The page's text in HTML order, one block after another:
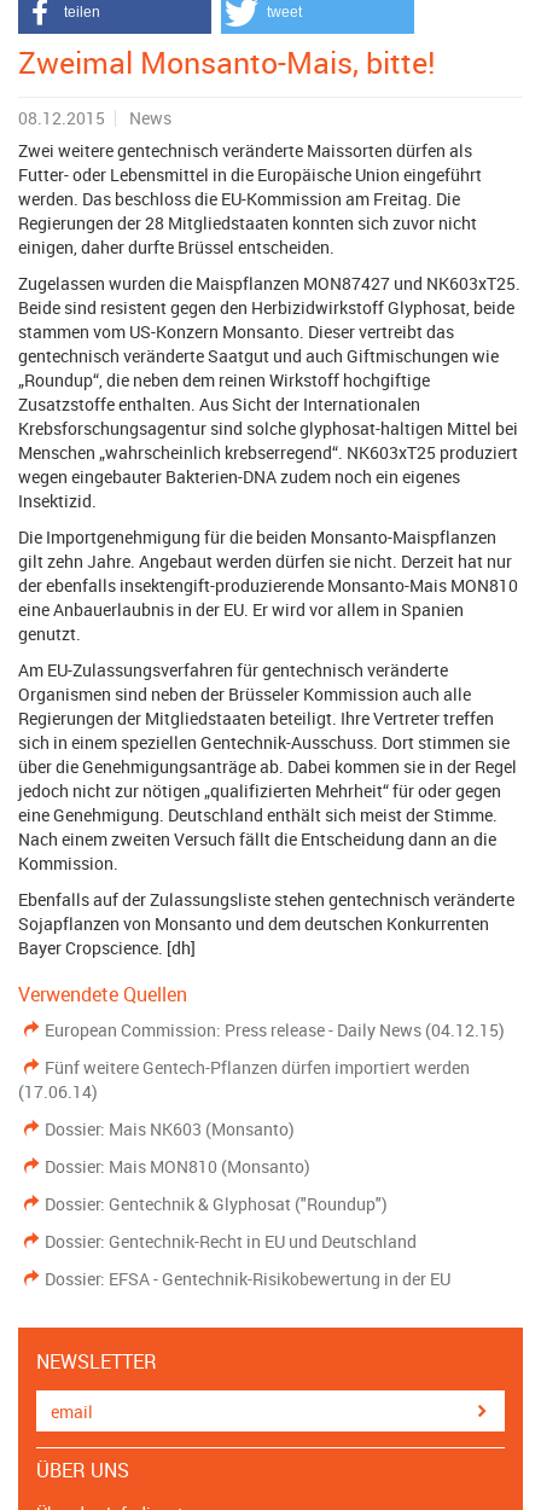
teilen tweet
Zweimal Monsanto-Mais, bitte!
08.12.2015
News
Zwei weitere gentechnisch veränderte Maissorten dürfen als
Futter- oder Lebensmittel in die Europäische Union eingeführt
werden. Das beschloss die EU-Kommission am Freitag. Die
Regierungen der 28 Mitgliedstaaten konnten sich zuvor nicht
einigen, daher durfte Brüssel entscheiden.
Zugelassen wurden die Maispflanzen MON87427 und NK603xT25.
Beide sind resistent gegen den Herbizidwirkstoff Glyphosat, beide
stammen vom US-Konzern Monsanto. Dieser vertreibt das
gentechnisch veränderte Saatgut und auch Giftmischungen wie
„Roundup“, die neben dem reinen Wirkstoff hochgiftige
Zusatzstoffe enthalten. Aus Sicht der Internationalen
Krebsforschungsagentur sind solche glyphosat-haltigen Mittel bei
Menschen „wahrscheinlich krebserregend“. NK603xT25 produziert
wegen eingebauter Bakterien-DNA zudem noch ein eigenes
Insektizid.
Die Importgenehmigung für die beiden Monsanto-Maispflanzen
gilt zehn Jahre. Angebaut werden dürfen sie nicht. Derzeit hat nur
der ebenfalls insektengift-produzierende Monsanto-Mais MON810
eine Anbauerlaubnis in der EU. Er wird vor allem in Spanien
genutzt.
Am EU-Zulassungsverfahren für gentechnisch veränderte
Organismen sind neben der Brüsseler Kommission auch alle
Regierungen der Mitgliedstaaten beteiligt. Ihre Vertreter treffen
sich in einem speziellen Gentechnik-Ausschuss. Dort stimmen sie
über die Genehmigungsanträge ab. Dabei kommen sie in der Regel
jedoch nicht zur nötigen „qualifizierten Mehrheit“ für oder gegen
eine Genehmigung. Deutschland enthält sich meist der Stimme.
Nach einem zweiten Versuch fällt die Entscheidung dann an die
Kommission.
Ebenfalls auf der Zulassungsliste stehen gentechnisch veränderte
Sojapflanzen von Monsanto und dem deutschen Konkurrenten
Bayer Cropscience. [dh]
Verwendete Quellen
European Commission: Press release - Daily News (04.12.15)
Fünf weitere Gentech-Pflanzen dürfen importiert werden
(17.06.14)
Dossier: Mais NK603 (Monsanto)
Dossier: Mais MON810 (Monsanto)
Dossier: Gentechnik & Glyphosat ("Roundup")
Dossier: Gentechnik-Recht in EU und Deutschland
Dossier: EFSA - Gentechnik-Risikobewertung in der EU
NEWSLETTER
ÜBER UNS